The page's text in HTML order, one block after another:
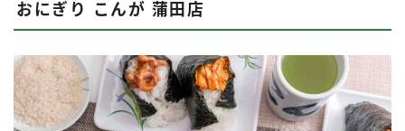
おにぎり こんが 蒲田店